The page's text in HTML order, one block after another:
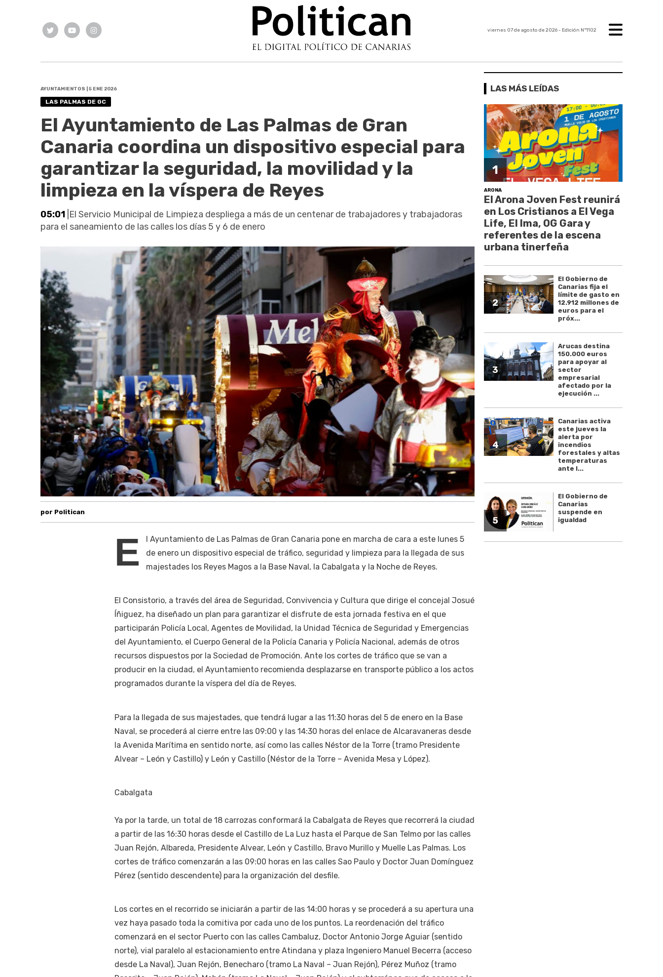
viernes 07 de agosto de 2026- Edición Nº1102
AYUNTAMIENTOS | 5 ENE 2026
LAS PALMAS DE GC
El Ayuntamiento de Las Palmas de Gran
Canaria coordina un dispositivo especial para
garantizar la seguridad, la movilidad y la
limpieza en la víspera de Reyes
05:01 |El Servicio Municipal de Limpieza despliega a más de un centenar de trabajadores y trabajadoras
para el saneamiento de las calles los días 5 y 6 de enero
por Politican
E
l Ayuntamiento de Las Palmas de Gran Canaria pone en marcha de cara a este lunes 5
de enero un dispositivo especial de tráfico, seguridad y limpieza para la llegada de sus
majestades los Reyes Magos a la Base Naval, la Cabalgata y la Noche de Reyes.
El Consistorio, a través del área de Seguridad, Convivencia y Cultura que dirige el concejal Josué
Íñiguez, ha diseñado un plan para garantizar el disfrute de esta jornada festiva en el que
participarán Policía Local, Agentes de Movilidad, la Unidad Técnica de Seguridad y Emergencias
del Ayuntamiento, el Cuerpo General de la Policía Canaria y Policía Nacional, además de otros
recursos dispuestos por la Sociedad de Promoción. Ante los cortes de tráfico que se van a
producir en la ciudad, el Ayuntamiento recomienda desplazarse en transporte público a los actos
programados durante la víspera del día de Reyes.
Para la llegada de sus majestades, que tendrá lugar a las 11:30 horas del 5 de enero en la Base
Naval, se procederá al cierre entre las 09:00 y las 14:30 horas del enlace de Alcaravaneras desde
la Avenida Marítima en sentido norte, así como las calles Néstor de la Torre (tramo Presidente
Alvear – León y Castillo) y León y Castillo (Néstor de la Torre – Avenida Mesa y López).
Cabalgata
Ya por la tarde, un total de 18 carrozas conformará la Cabalgata de Reyes que recorrerá la ciudad
a partir de las 16:30 horas desde el Castillo de La Luz hasta el Parque de San Telmo por las calles
Juan Rejón, Albareda, Presidente Alvear, León y Castillo, Bravo Murillo y Muelle Las Palmas. Los
cortes de tráfico comenzarán a las 09:00 horas en las calles Sao Paulo y Doctor Juan Domínguez
Pérez (sentido descendente) para la organización del desfile.
Los cortes en el recorrido se iniciarán a partir de las 14:00 horas y se procederá a su apertura una
vez haya pasado toda la comitiva por cada uno de los puntos. La reordenación del tráfico
comenzará en el sector Puerto con las calles Cambaluz, Doctor Antonio Jorge Aguiar (sentido
norte), vial paralelo al estacionamiento entre Atindana y plaza Ingeniero Manuel Becerra (acceso
desde La Naval), Juan Rejón, Benecharo (tramo La Naval – Juan Rejón), Pérez Muñoz (tramo
LAS MÁS LEÍDAS
1
ARONA
El Arona Joven Fest reunirá
en Los Cristianos a El Vega
Life, El Ima, OG Gara y
referentes de la escena
urbana tinerfeña
2
El Gobierno de
Canarias fija el
límite de gasto en
12.912 millones de
euros para el
próx...
3
Arucas destina
150.000 euros
para apoyar al
sector
empresarial
afectado por la
ejecución ...
4
Canarias activa
este jueves la
alerta por
incendios
forestales y altas
temperaturas
ante l...
5
El Gobierno de
Canarias
suspende en
igualdad